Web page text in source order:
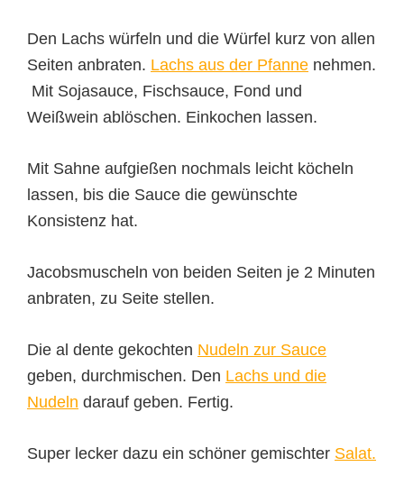
Den Lachs würfeln und die Würfel kurz von allen
Seiten anbraten. Lachs aus der Pfanne nehmen.
Mit Sojasauce, Fischsauce, Fond und
Weißwein ablöschen. Einkochen lassen.
Mit Sahne aufgießen nochmals leicht köcheln
lassen, bis die Sauce die gewünschte
Konsistenz hat.
Jacobsmuscheln von beiden Seiten je 2 Minuten
anbraten, zu Seite stellen.
Die al dente gekochten Nudeln zur Sauce
geben, durchmischen. Den Lachs und die
Nudeln darauf geben. Fertig.
Super lecker dazu ein schöner gemischter Salat.